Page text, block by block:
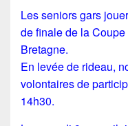
Les seniors gars
de finale de la
Bretagne.
En levée de rideau,
volontaires de
14h30.